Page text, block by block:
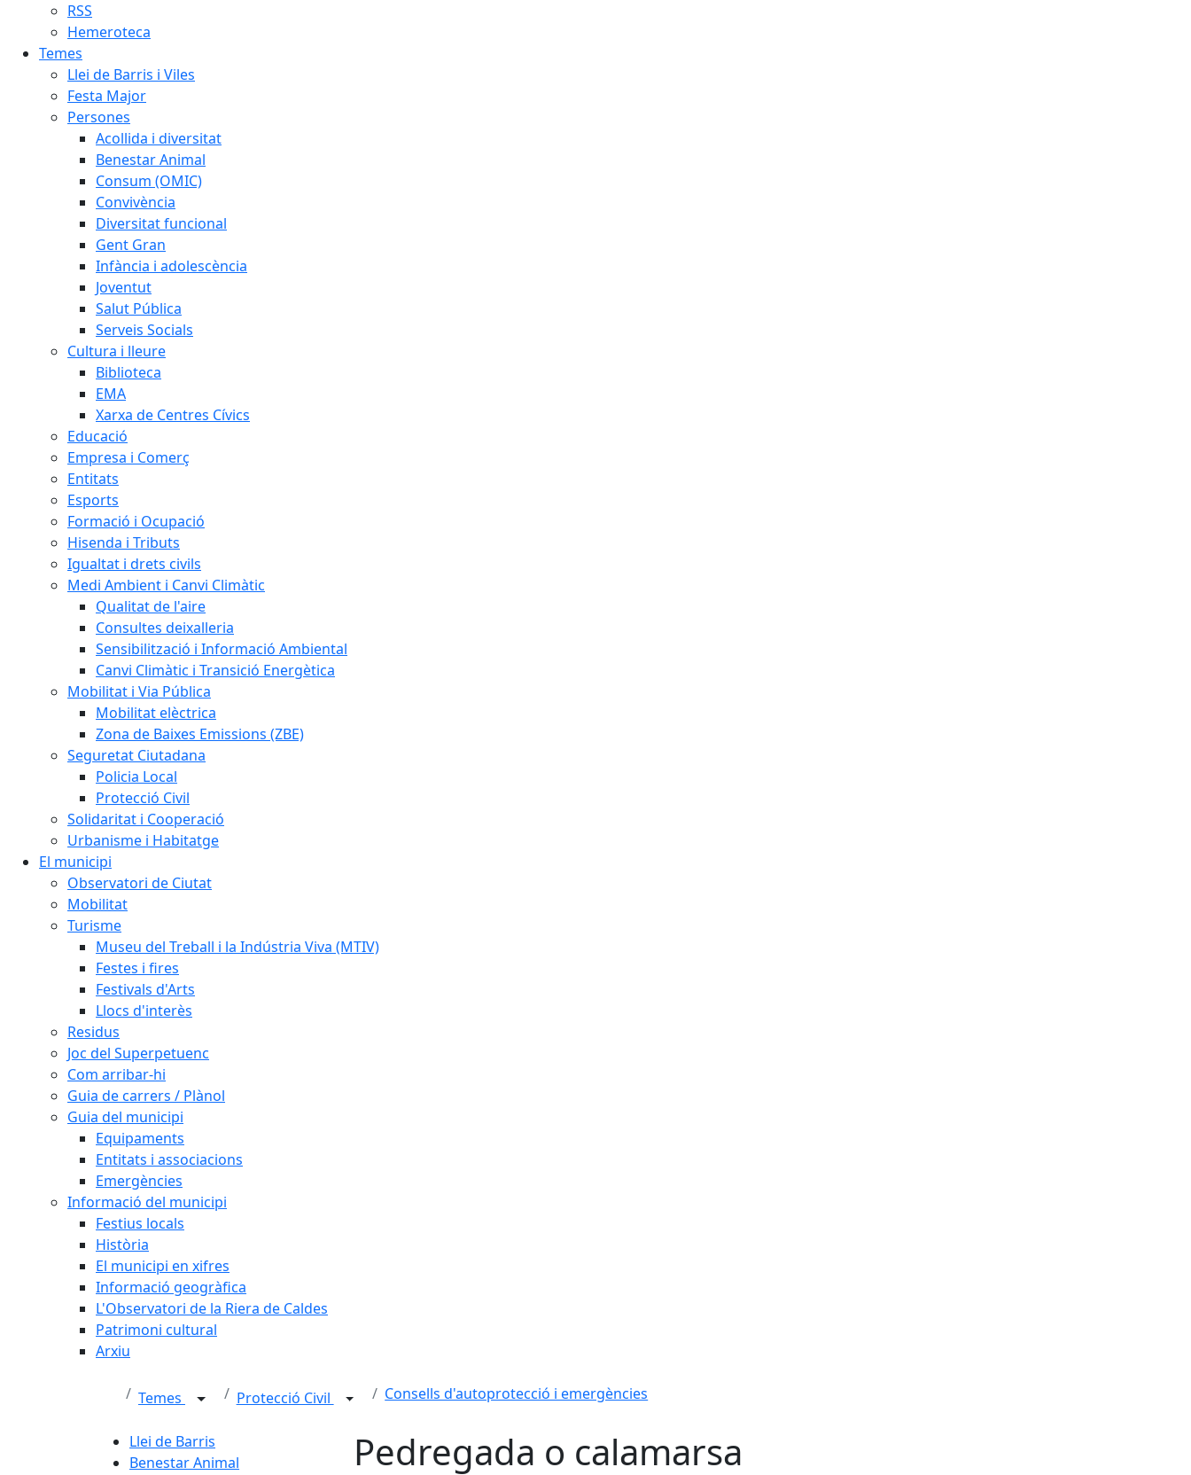
RSS
Hemeroteca
Temes
Llei de Barris i Viles
Festa Major
Persones
Acollida i diversitat
Benestar Animal
Consum (OMIC)
Convivència
Diversitat funcional
Gent Gran
Infància i adolescència
Joventut
Salut Pública
Serveis Socials
Cultura i lleure
Biblioteca
EMA
Xarxa de Centres Cívics
Educació
Empresa i Comerç
Entitats
Esports
Formació i Ocupació
Hisenda i Tributs
Igualtat i drets civils
Medi Ambient i Canvi Climàtic
Qualitat de l'aire
Consultes deixalleria
Sensibilització i Informació Ambiental
Canvi Climàtic i Transició Energètica
Mobilitat i Via Pública
Mobilitat elèctrica
Zona de Baixes Emissions (ZBE)
Seguretat Ciutadana
Policia Local
Protecció Civil
Solidaritat i Cooperació
Urbanisme i Habitatge
El municipi
Observatori de Ciutat
Mobilitat
Turisme
Museu del Treball i la Indústria Viva (MTIV)
Festes i fires
Festivals d'Arts
Llocs d'interès
Residus
Joc del Superpetuenc
Com arribar-hi
Guia de carrers / Plànol
Guia del municipi
Equipaments
Entitats i associacions
Emergències
Informació del municipi
Festius locals
Història
El municipi en xifres
Informació geogràfica
L'Observatori de la Riera de Caldes
Patrimoni cultural
Arxiu
Temes Protecció Civil Consells d'autoprotecció i emergències
Llei de Barris
Benestar Animal
Pedregada o calamarsa